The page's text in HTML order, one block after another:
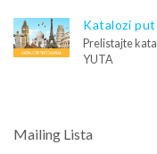
Katalozi
Prelistajte
YUTA
Mailing Lista